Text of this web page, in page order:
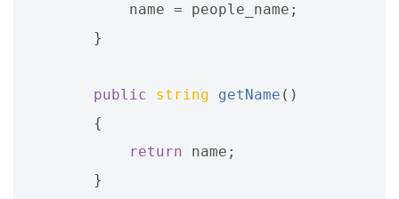
name = people_name ;
}
public string getName ()
{
return
name ;
}